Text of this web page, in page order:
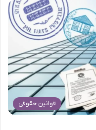
قوانین حقوقی